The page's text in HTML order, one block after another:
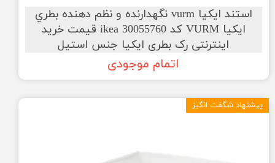
استند ایکیا vurm نگهدارنده و نظم دهنده بطري
ایکیا VURM کد ikea 30055760 قیمت خرید
اینترنتی رک بطری ایکیا جنس استیل
اتمام موجودی
پیشنهاد شگفت انگیز